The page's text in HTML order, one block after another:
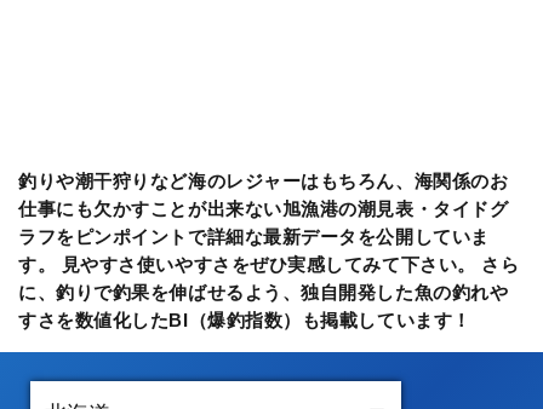
釣りや潮干狩りなど海のレジャーはもちろん、海関係のお
仕事にも欠かすことが出来ない旭漁港の潮見表・タイドグ
ラフをピンポイントで詳細な最新データを公開していま
す。 見やすさ使いやすさをぜひ実感してみて下さい。 さら
に、釣りで釣果を伸ばせるよう、独自開発した魚の釣れや
すさを数値化したBI（爆釣指数）も掲載しています！